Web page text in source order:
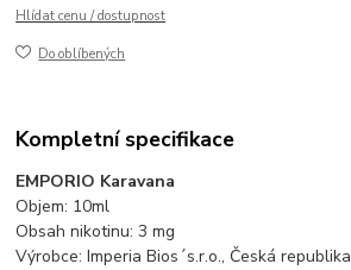
Hlídat cenu / dostupnost
Do oblíbených
Kompletní specifikace
EMPORIO Karavana
Objem: 10ml
Obsah nikotinu: 3 mg
Výrobce: Imperia Bios´s.r.o., Česká republika